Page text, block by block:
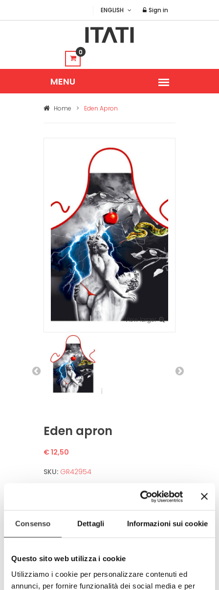
Consenso Dettagli Informazioni sui cookie
Questo sito web utilizza i cookie
Utilizziamo i cookie per personalizzare contenuti ed
annunci, per fornire funzionalità dei social media e per
ENGLISH Sign in
0
Home > Eden Apron
View larger
Eden apron
€ 12,50
SKU: GR42954
Meets all european standards.